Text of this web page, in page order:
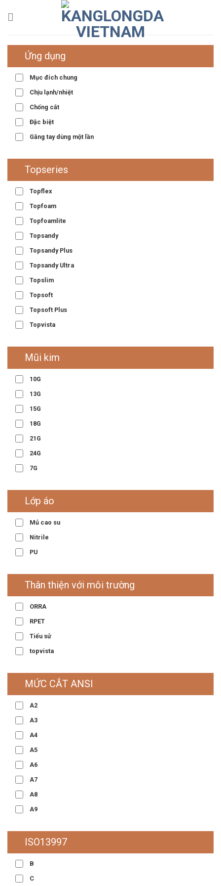
Ứng dụng
Mục đích chung
Chịu lạnh/nhiệt
Chống cắt
Đặc biệt
Găng tay dùng một lần
Topseries
Topflex
Topfoam
Topfoamlite
Topsandy
Topsandy Plus
Topsandy Ultra
Topslim
Topsoft
Topsoft Plus
Topvista
Mũi kim
10G
13G
15G
18G
21G
24G
7G
Lớp áo
Mủ cao su
Nitrile
PU
Thân thiện với môi trường
ORRA
RPET
Tiểu sử
topvista
MỨC CẮT ANSI
A2
A3
A4
A5
A6
A7
A8
A9
ISO13997
B
C